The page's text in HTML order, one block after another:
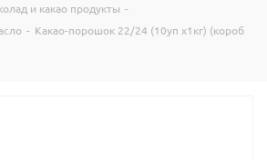
и какао продукты -
- Какао-порошок 22/24 (10уп х1кг) (короб